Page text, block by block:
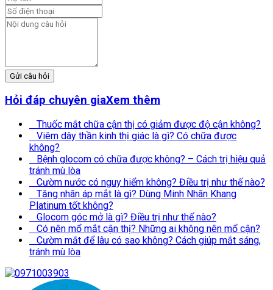
Gửi câu hỏi
Hỏi đáp chuyên giaXem thêm
Thuốc mắt chữa cận thị có giảm được độ cận không?
Viêm dây thần kinh thị giác là gì? Có chữa được
không?
Bệnh glocom có chữa được không? – Cách trị hiệu quả
tránh mù lòa
Cườm nước có nguy hiểm không? Điều trị như thế nào?
Tăng nhãn áp mắt là gì? Dùng Minh Nhãn Khang
Platinum tốt không?
Glocom góc mở là gì? Điều trị như thế nào?
Có nên mổ mắt cận thị? Những ai không nên mổ cận?
Cườm mắt để lâu có sao không? Cách giúp mắt sáng,
tránh mù lòa